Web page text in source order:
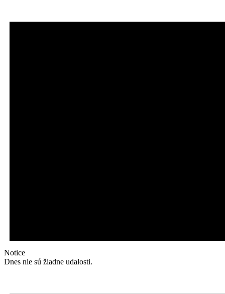
Notice
Dnes nie sú žiadne udalosti.